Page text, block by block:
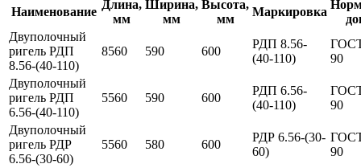
Наименование
Длина,
мм
Ширина,
мм
Высота,
мм
Маркировка
Двуполочный
ригель РДП
8.56-(40-110)
8560 590 600
РДП 8.56-
(40-110)
90
Двуполочный
ригель РДП
6.56-(40-110)
5560 590 600
РДП 6.56-
(40-110)
90
Двуполочный
ригель РДР
6.56-(30-60)
5560 580 600
РДР 6.56-(30-
60)
90